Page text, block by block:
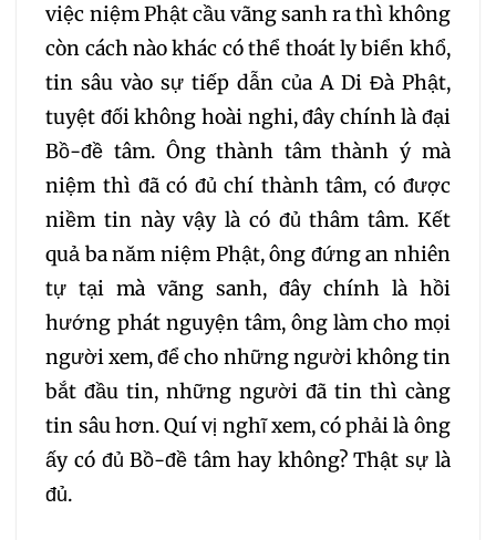
236 237 238
239 240 241
242 243 244
246
248 249 250
251 252 253
254 255 256
257
việc niệm Phật cầu vãng sanh ra thì không
còn cách nào khác có thể thoát ly biển khổ,
tin sâu vào sự tiếp dẫn của A Di Đà Phật,
tuyệt đối không hoài nghi, đây chính là đại
Bồ-đề tâm. Ông thành tâm thành ý mà
niệm thì đã có đủ chí thành tâm, có được
niềm tin này vậy là có đủ thâm tâm. Kết
quả ba năm niệm Phật, ông đứng an nhiên
tự tại mà vãng sanh, đây chính là hồi
hướng phát nguyện tâm, ông làm cho mọi
người xem, để cho những người không tin
bắt đầu tin, những người đã tin thì càng
tin sâu hơn. Quí vị nghĩ xem, có phải là ông
ấy có đủ Bồ-đề tâm hay không? Thật sự là
đủ.